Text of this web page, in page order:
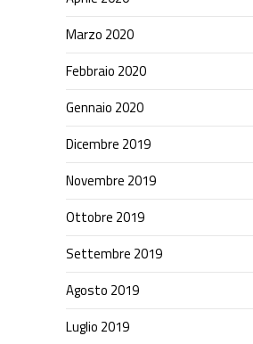
Marzo 2020
Febbraio 2020
Gennaio 2020
Dicembre 2019
Novembre 2019
Ottobre 2019
Settembre 2019
Agosto 2019
Luglio 2019